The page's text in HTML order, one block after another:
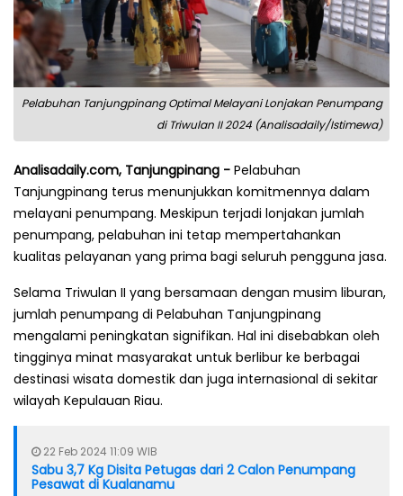
Pelabuhan Tanjungpinang Optimal Melayani Lonjakan Penumpang
di Triwulan II 2024 (Analisadaily/Istimewa)
Analisadaily.com, Tanjungpinang - Pelabuhan
Tanjungpinang terus menunjukkan komitmennya dalam
melayani penumpang. Meskipun terjadi lonjakan jumlah
penumpang, pelabuhan ini tetap mempertahankan
kualitas pelayanan yang prima bagi seluruh pengguna jasa.
Selama Triwulan II yang bersamaan dengan musim liburan,
jumlah penumpang di Pelabuhan Tanjungpinang
mengalami peningkatan signifikan. Hal ini disebabkan oleh
tingginya minat masyarakat untuk berlibur ke berbagai
destinasi wisata domestik dan juga internasional di sekitar
wilayah Kepulauan Riau.
22 Feb 2024 11:09 WIB
Sabu 3,7 Kg Disita Petugas dari 2 Calon Penumpang
Pesawat di Kualanamu